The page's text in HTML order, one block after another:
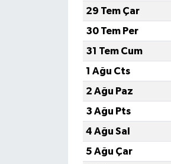
29 Tem Çar
30 Tem Per
31 Tem Cum
1 Ağu Cts
2 Ağu Paz
3 Ağu Pts
4 Ağu Sal
5 Ağu Çar